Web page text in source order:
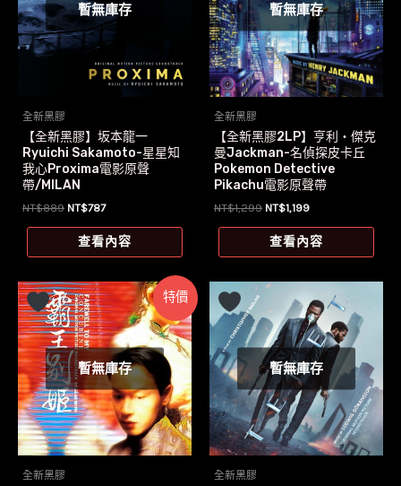
暫無庫存
全新黑膠
【全新黑膠】坂本龍一
Ryuichi Sakamoto-星星知
我心Proxima電影原聲
帶/MILAN
NT$889 原
格：
NT$787目
價
格：
查看內容
暫無庫存
全新黑膠
【全新黑膠2LP】亨利‧傑克
曼Jackman-名偵探皮卡丘
Pokemon Detective
Pikachu電影原聲帶
NT$1,299 原
價
格：
NT$1,199目
價
格：
查看內容
特價
暫無庫存
全新黑膠
暫無庫存
全新黑膠